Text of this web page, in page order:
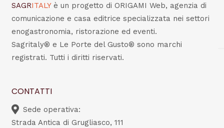
SAGRITALY è un progetto di ORIGAMI Web, agenzia di
comunicazione e casa editrice specializzata nei settori
enogastronomia, ristorazione ed eventi.
Sagritaly® e Le Porte del Gusto® sono marchi
registrati. Tutti i diritti riservati.
CONTATTI
Sede operativa:
Strada Antica di Grugliasco, 111